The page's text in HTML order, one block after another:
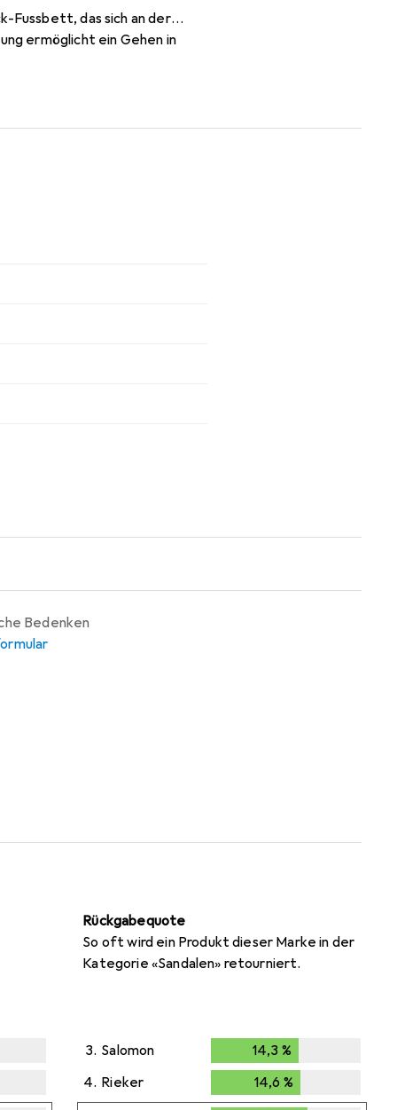
Fussbett, das sich an der
ermöglicht ein Gehen in
werden. Gleichzeitig wird
Sie jeden Schritt in
Bedenken
Rückgabequote
So oft wird ein Produkt dieser Marke in der
Kategorie «Sandalen» retourniert.
3. Salomon 14,3 %
4. Rieker 14,6 %